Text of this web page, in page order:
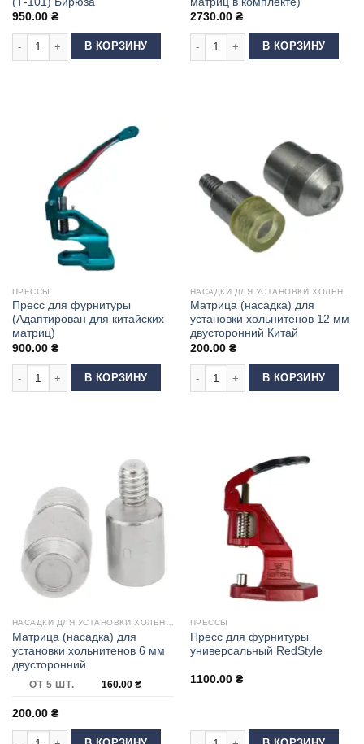
950.00 ₴
Количество товара Пресс для фурнитуры ТЕР-2 (Т-101) Бирюза
В КОРЗИНУ
2730.00 ₴
Количество товара Пресс для
В КОРЗИНУ
ПРЕССЫ
Пресс для фурнитуры
(Адаптирован для китайских
матриц)
900.00 ₴
Количество товара Пресс для фурнитуры (Адаптирован для китайских
В КОРЗИНУ
Матрица (насадка) для
установки хольнитенов 12 мм
двусторонний Китай
200.00 ₴
Количество товара Матрица
В КОРЗИНУ
НАСАДКИ ДЛЯ УСТАНОВКИ ХОЛЬНИТЕНОВ
Матрица (насадка) для
установки хольнитенов 6 мм
двусторонний
ОТ 5 ШТ. 160.00 ₴
200.00 ₴
Количество товара Матрица (насадка) для установки хольнитенов 6 мм
ПРЕССЫ
Пресс для фурнитуры
универсальный RedStyle
1100.00 ₴
Количество товара Пресс для